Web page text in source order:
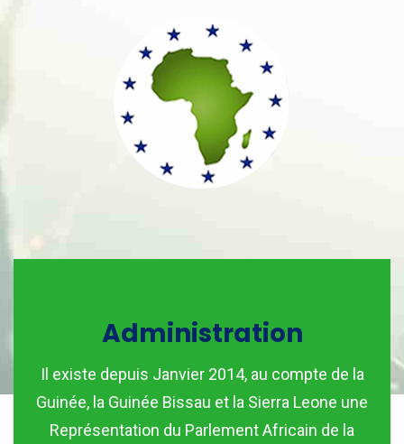
Administration
Il existe depuis Janvier 2014, au compte de la
Guinée, la Guinée Bissau et la Sierra Leone une
Représentation du Parlement Africain de la